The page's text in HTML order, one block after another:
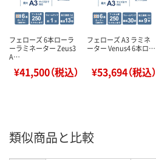
フェローズ 6本ローラ
ーラミネーター Zeus3
A…
¥41,500（税込）
フェローズ A3 ラミネ
ーター Venus4 6本ロ…
¥53,694（税込）
類似商品と比較